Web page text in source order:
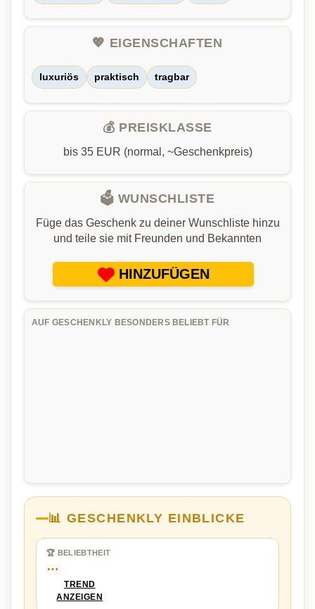
💖 EIGENSCHAFTEN
luxuriös praktisch tragbar
💰 PREISKLASSE
bis 35 EUR (normal, ~Geschenkpreis)
🗳️ WUNSCHLISTE
Füge das Geschenk zu deiner Wunschliste hinzu
und teile sie mit Freunden und Bekannten
HINZUFÜGEN
AUF GESCHENKLY BESONDERS BELIEBT FÜR
📊 GESCHENKLY EINBLICKE
🏆 BELIEBTHEIT
…
TREND
ANZEIGEN